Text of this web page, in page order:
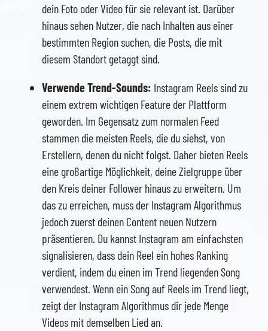
dein Foto oder Video für sie relevant ist. Darüber
hinaus sehen Nutzer, die nach Inhalten aus einer
bestimmten Region suchen, die Posts, die mit
diesem Standort getaggt sind.
Verwende Trend-Sounds: Instagram Reels sind zu
einem extrem wichtigen Feature der Plattform
geworden. Im Gegensatz zum normalen Feed
stammen die meisten Reels, die du siehst, von
Erstellern, denen du nicht folgst. Daher bieten Reels
eine großartige Möglichkeit, deine Zielgruppe über
den Kreis deiner Follower hinaus zu erweitern. Um
das zu erreichen, muss der Instagram Algorithmus
jedoch zuerst deinen Content neuen Nutzern
präsentieren. Du kannst Instagram am einfachsten
signalisieren, dass dein Reel ein hohes Ranking
verdient, indem du einen im Trend liegenden Song
verwendest. Wenn ein Song auf Reels im Trend liegt,
zeigt der Instagram Algorithmus dir jede Menge
Videos mit demselben Lied an.